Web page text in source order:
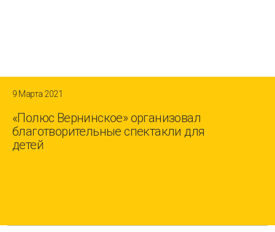
9 Марта 2021
«Полюс Вернинское» организовал
благотворительные спектакли для
детей